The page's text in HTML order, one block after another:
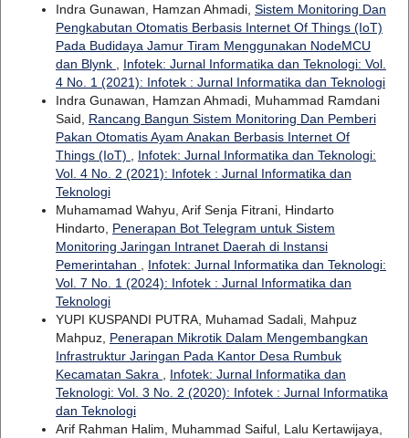
Indra Gunawan, Hamzan Ahmadi, Sistem Monitoring Dan
Pengkabutan Otomatis Berbasis Internet Of Things (IoT)
Pada Budidaya Jamur Tiram Menggunakan NodeMCU
dan Blynk
Infotek: Jurnal Informatika dan Teknologi: Vol.
4 No. 1 (2021): Infotek : Jurnal Informatika dan Teknologi
Indra Gunawan, Hamzan Ahmadi, Muhammad Ramdani
Said, Rancang Bangun Sistem Monitoring Dan Pemberi
Pakan Otomatis Ayam Anakan Berbasis Internet Of
Things (IoT)
Infotek: Jurnal Informatika dan Teknologi:
Vol. 4 No. 2 (2021): Infotek : Jurnal Informatika dan
Teknologi
Muhamamad Wahyu, Arif Senja Fitrani, Hindarto
Hindarto, Penerapan Bot Telegram untuk Sistem
Monitoring Jaringan Intranet Daerah di Instansi
Pemerintahan
Infotek: Jurnal Informatika dan Teknologi:
Vol. 7 No. 1 (2024): Infotek : Jurnal Informatika dan
Teknologi
YUPI KUSPANDI PUTRA, Muhamad Sadali, Mahpuz
Mahpuz, Penerapan Mikrotik Dalam Mengembangkan
Infrastruktur Jaringan Pada Kantor Desa Rumbuk
Kecamatan Sakra
Infotek: Jurnal Informatika dan
Teknologi: Vol. 3 No. 2 (2020): Infotek : Jurnal Informatika
dan Teknologi
Arif Rahman Halim, Muhammad Saiful, Lalu Kertawijaya,